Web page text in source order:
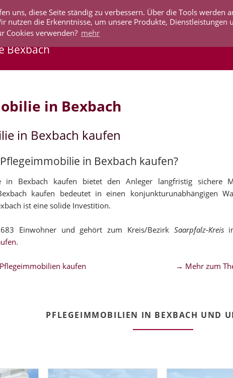
uns, diese Seite ständig zu verbessern. Über die Tools werden
nutzen die Erkenntnisse, um unsere Produkte, Dienstleistungen
Cookies verwenden? mehr
IMMOBILIEN AKTUELLES
Bexbach
in Bexbach
in Bexbach kaufen
in Bexbach kaufen?
in Bexbach kaufen bietet den Anleger langfristig sichere
kaufen bedeutet in einen konjunkturunabhängigen
ist eine solide Investition.
Einwohner und gehört zum Kreis/Bezirk Saarpfalz-Kreis
.
kaufen
→ Mehr zum
PFLEGEIMMOBILIEN IN BEXBACH UND